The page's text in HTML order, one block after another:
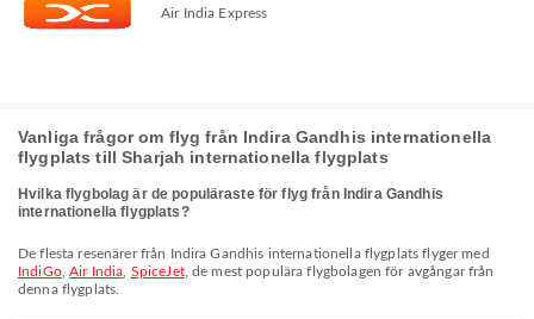
Air India Express
Vanliga frågor om flyg från Indira Gandhis internationella
flygplats till Sharjah internationella flygplats
Hvilka flygbolag är de populäraste för flyg från Indira Gandhis
internationella flygplats?
De flesta resenärer från Indira Gandhis internationella flygplats flyger med
IndiGo,Air India SpiceJet, de mest populära flygbolagen för avgångar från
denna flygplats.